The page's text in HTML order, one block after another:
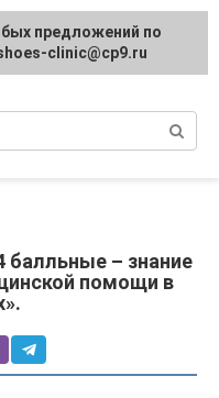
и
– знание
помощи в
предложений по
clinic@cp9.ru